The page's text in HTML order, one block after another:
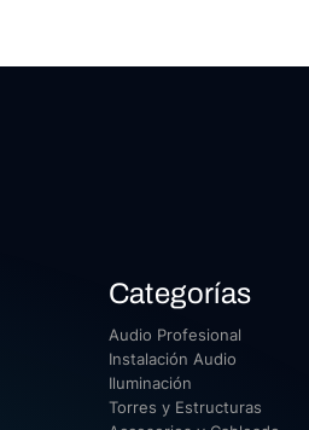
Categorías
Audio Profesional
Instalación Audio
Iluminación
Torres y Estructuras